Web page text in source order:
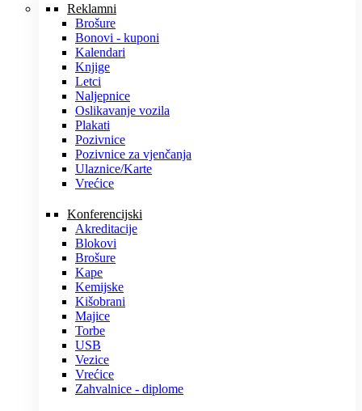
Reklamni
Brošure
Bonovi - kuponi
Kalendari
Knjige
Letci
Naljepnice
Oslikavanje vozila
Plakati
Pozivnice
Pozivnice za vjenčanja
Ulaznice/Karte
Vrećice
Konferencijski
Akreditacije
Blokovi
Brošure
Kape
Kemijske
Kišobrani
Majice
Torbe
USB
Vezice
Vrećice
Zahvalnice - diplome